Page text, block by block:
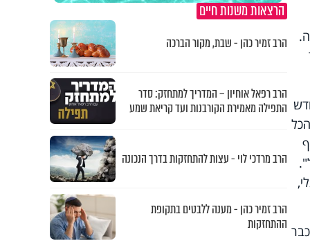
הרצאות משנות חיים
הרב זמיר כהן - שבת, מקור הברכה
הרב רפאל אוחיון – המדריך למתחזק: סדר
התפילה מאמירת הקורבנות ועד קריאת שמע
הרב מרדכי לוי - עצות להתחזקות בדרך הנכונה
הרב זמיר כהן - מענה ללבטים בתקופת
ההתחזקות